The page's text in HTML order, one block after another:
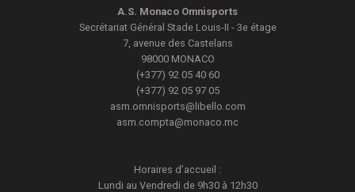
A.S. Monaco Omnisports
Secrétariat Général Stade Louis-II - 3e étage
7, avenue des Castelans
98000 MONACO
(+377) 92 05 40 60
(+377) 92 05 97 05
asm.omnisports@libello.com
asm.compta@monaco.mc
Horaires d’accueil :
Lundi au Vendredi de 9h30 à 12h30